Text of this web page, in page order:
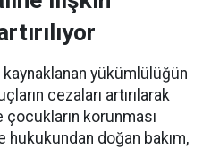
yükümlülüğün
cezaları artırılarak
korunması
hukukundan doğan bakım,